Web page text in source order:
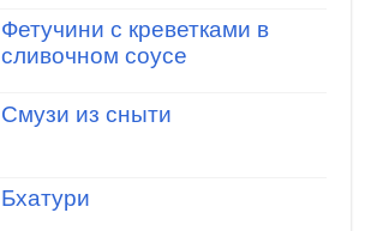
Фетучини с креветками в
сливочном соусе
Смузи из сныти
Бхатури